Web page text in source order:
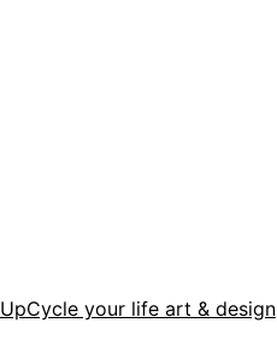
UpCycle your life art & design